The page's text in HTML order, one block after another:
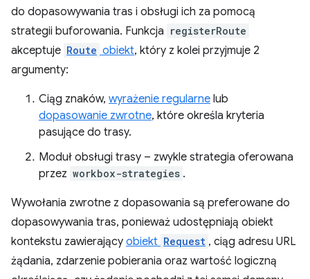
do dopasowywania tras i obsługi ich za pomocą
strategii buforowania. Funkcja registerRoute
akceptuje Route obiekt, który z kolei przyjmuje 2
argumenty:
Ciąg znaków, wyrażenie regularne lub
dopasowanie zwrotne, które określa kryteria
pasujące do trasy.
Moduł obsługi trasy – zwykle strategia oferowana
przez workbox-strategies .
Wywołania zwrotne z dopasowania są preferowane do
dopasowywania tras, ponieważ udostępniają obiekt
kontekstu zawierający obiekt Request , ciąg adresu URL
żądania, zdarzenie pobierania oraz wartość logiczną